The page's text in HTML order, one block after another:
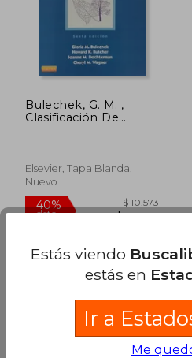
$ 3.080
$ 1.848
Bulechek, G. M. ,
Clasificación De
Elsevier, Tapa Blanda,
Nuevo
Disponible Usado
en Buen Estado a$ 1.286
Comprar Usado
Estás viendo
estás en
Ir a
Me